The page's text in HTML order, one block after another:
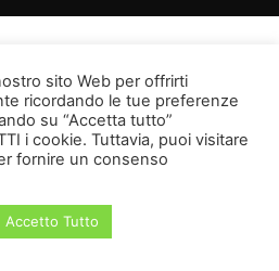
sito Web per offrirti
ricordando le tue preferenze
su “Accetta tutto”
i cookie. Tuttavia, puoi visitare
fornire un consenso
Accetto Tutto